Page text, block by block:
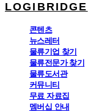
LOGIBRIDGE
콘텐츠
뉴스레터
물류기업 찾기
물류전문가 찾기
물류도서관
커뮤니티
무료 자료집
멤버십 안내